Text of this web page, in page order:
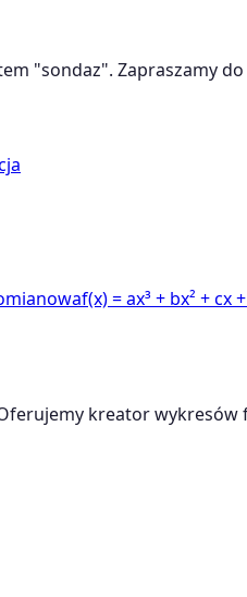
"sondaz". Zapraszamy
f(x) = ax³ + bx² + cx
kreator